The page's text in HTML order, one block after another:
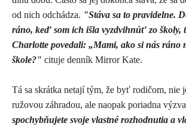
od nich odchádza. "Stáva sa to pravidelne.
ráno, keď som ich išla vyzdvihnúť zo školy,
Charlotte povedali: „Mami, ako si nás ráno
škole?" cituje denník Mirror Kate.
Tá sa skrátka netají tým, že byť rodičom, nie
ružovou záhradou, ale naopak poriadna
spochybňujete svoje vlastné rozhodnutia a